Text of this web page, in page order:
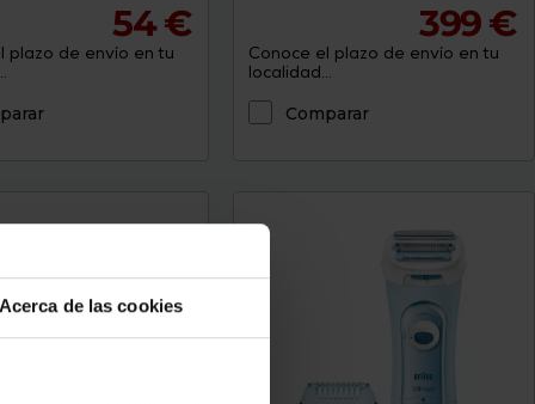
Acerca de las cookies
54 €
plazo de envío en tu
399 €
Conoce el plazo de envío en tu
localidad...
Comparar